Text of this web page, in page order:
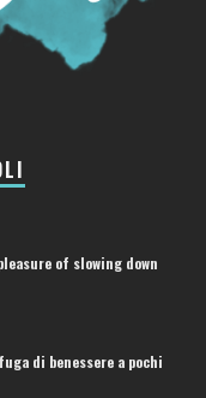
of slowing down
di benessere a pochi